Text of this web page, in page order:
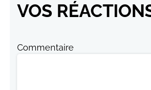
VOS
Commentaire